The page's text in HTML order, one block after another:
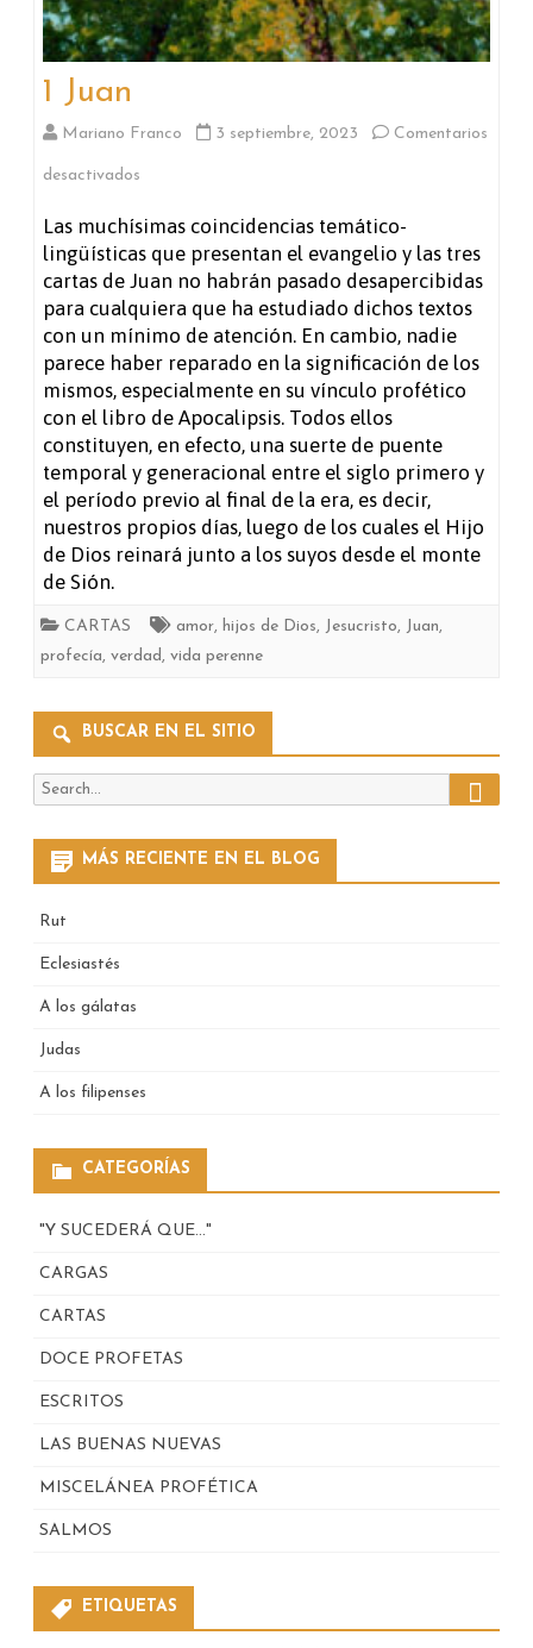
1 Juan
Mariano Franco 3 septiembre, 2023 Comentarios
desactivados
Juan
Las muchísimas coincidencias temático-
lingüísticas que presentan el evangelio y las tres
cartas de Juan no habrán pasado desapercibidas
para cualquiera que ha estudiado dichos textos
con un mínimo de atención. En cambio, nadie
parece haber reparado en la significación de los
mismos, especialmente en su vínculo profético
con el libro de Apocalipsis. Todos ellos
constituyen, en efecto, una suerte de puente
temporal y generacional entre el siglo primero y
el período previo al final de la era, es decir,
nuestros propios días, luego de los cuales el Hijo
de Dios reinará junto a los suyos desde el monte
de Sión.
CARTAS amor, hijos de Dios, Jesucristo, Juan,
profecía, verdad, vida perenne
BUSCAR EN EL SITIO
Search
Search
MÁS RECIENTE EN EL BLOG
Rut
Eclesiastés
A los gálatas
Judas
A los filipenses
CATEGORÍAS
"Y SUCEDERÁ QUE…"
CARGAS
CARTAS
DOCE PROFETAS
ESCRITOS
LAS BUENAS NUEVAS
MISCELÁNEA PROFÉTICA
SALMOS
ETIQUETAS